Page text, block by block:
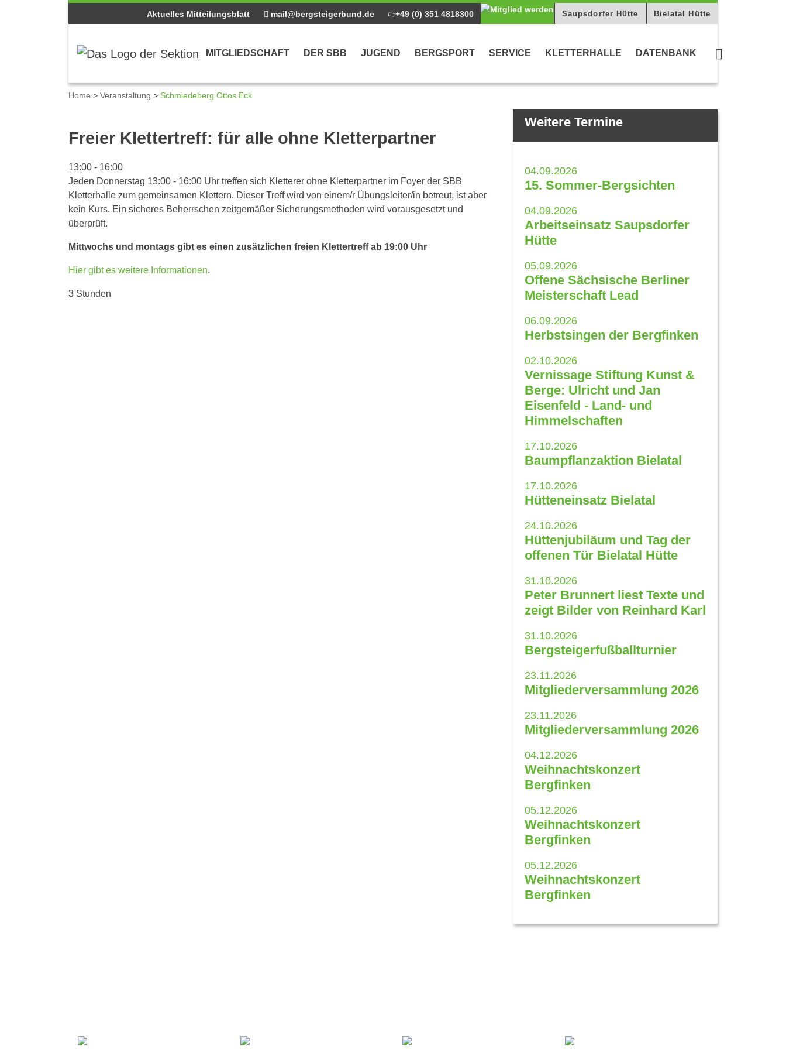
Aktuelles Mitteilungsblatt mail@bergsteigerbund.de +49 (0) 351 4818300 Saupsdorfer Hütte Bielatal Hütte
MITGLIEDSCHAFT DER SBB JUGEND BERGSPORT SERVICE KLETTERHALLE DATENBANK
Home > Veranstaltung > Schmiedeberg Ottos Eck
Freier Klettertreff: für alle ohne Kletterpartner
13:00 - 16:00
Jeden Donnerstag 13:00 - 16:00 Uhr treffen sich Kletterer ohne Kletterpartner im Foyer der SBB
Kletterhalle zum gemeinsamen Klettern. Dieser Treff wird von einem/r Übungsleiter/in betreut, ist aber
kein Kurs. Ein sicheres Beherrschen zeitgemäßer Sicherungsmethoden wird vorausgesetzt und
überprüft.
Mittwochs und montags gibt es einen zusätzlichen freien Klettertreff ab 19:00 Uhr
Hier gibt es weitere Informationen.
3 Stunden
Weitere Termine
04.09.2026
15. Sommer-Bergsichten
04.09.2026
Arbeitseinsatz Saupsdorfer
Hütte
05.09.2026
Offene Sächsische Berliner
Meisterschaft Lead
06.09.2026
Herbstsingen der Bergfinken
02.10.2026
Vernissage Stiftung Kunst &
Berge: Ulricht und Jan
Eisenfeld - Land- und
Himmelschaften
17.10.2026
Baumpflanzaktion Bielatal
17.10.2026
Hütteneinsatz Bielatal
24.10.2026
Hüttenjubiläum und Tag der
offenen Tür Bielatal Hütte
31.10.2026
Peter Brunnert liest Texte und
zeigt Bilder von Reinhard Karl
31.10.2026
Bergsteigerfußballturnier
23.11.2026
Mitgliederversammlung 2026
23.11.2026
Mitgliederversammlung 2026
04.12.2026
Weihnachtskonzert
Bergfinken
05.12.2026
Weihnachtskonzert
Bergfinken
05.12.2026
Weihnachtskonzert
Bergfinken